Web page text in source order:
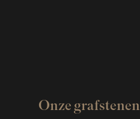
Onze grafstenen